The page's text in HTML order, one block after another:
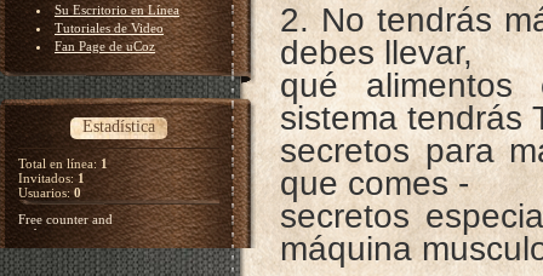
Su Escritorio en Línea
Tutoriales de Video
Fan Page de uCoz
Estadística
Total en línea: 1
Invitados:1
Usuarios:0
2. No tendrás
debes llevar,
qué
sistema tendrás
secretos para
que comes -
secretos
máquina